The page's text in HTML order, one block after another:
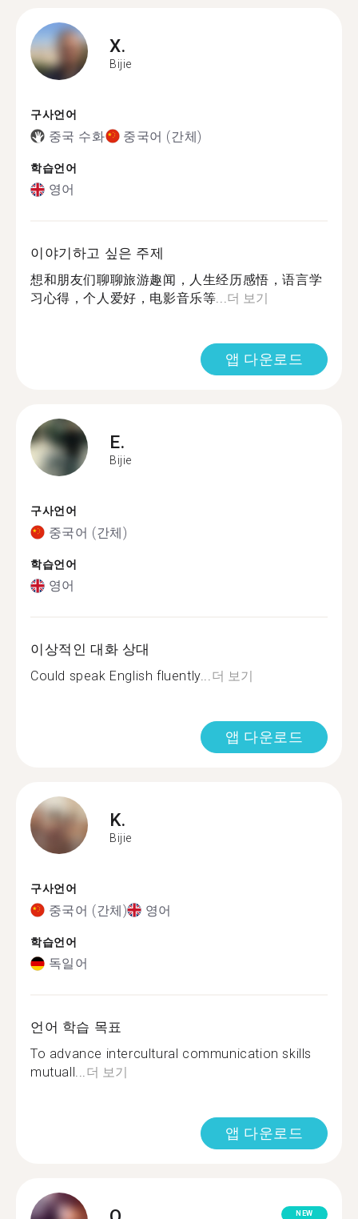
X.
Bijie
구사언어
중국 수화 중국어 (간체)
학습언어
영어
이야기하고 싶은 주제
想和朋友们聊聊旅游趣闻，人生经历感悟，语言学
习心得，个人爱好，电影音乐等...더 보기
앱 다운로드
E.
Bijie
구사언어
중국어 (간체)
학습언어
영어
이상적인 대화 상대
Could speak English fluently...더 보기
앱 다운로드
K.
Bijie
구사언어
중국어 (간체) 영어
학습언어
독일어
언어 학습 목표
To advance intercultural communication skills
mutuall...더 보기
앱 다운로드
NEW